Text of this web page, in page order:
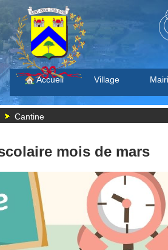
Accueil Village
Cantine
mois de mars